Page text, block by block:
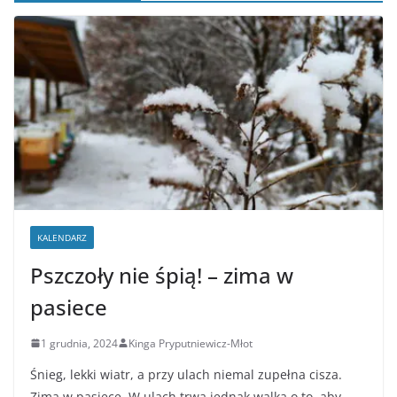
KALENDARZ
Pszczoły nie śpią! – zima w
pasiece
1 grudnia, 2024 Kinga Pryputniewicz-Młot
Śnieg, lekki wiatr, a przy ulach niemal zupełna cisza.